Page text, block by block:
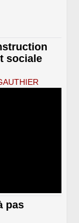
sociale
pas